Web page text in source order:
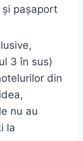
pașaport
3 în sus)
din
nu au
la